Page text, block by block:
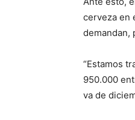
cerveza en
demandan,
“Estamos
950.000
va de